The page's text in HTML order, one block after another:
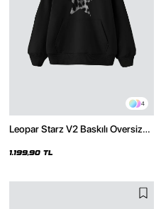
4
Leopar Starz V2 Baskılı Oversize
1.199,90 TL